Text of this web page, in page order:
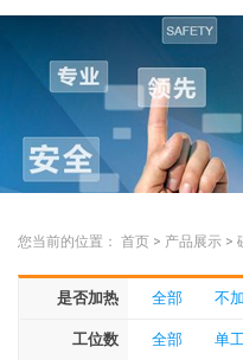
您当前的位置： 首页 > 产品展示 >
是否加热 全部 不
工位数 全部 单